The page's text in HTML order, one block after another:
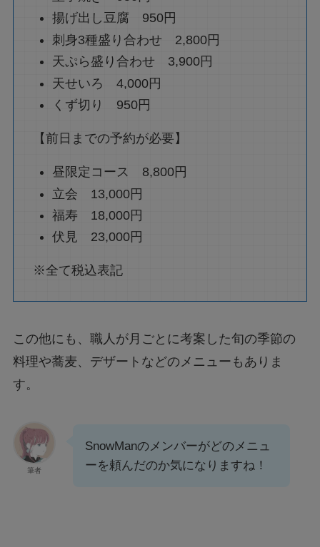
揚げ出し豆腐 950円
刺身3種盛り合わせ 2,800円
天ぷら盛り合わせ 3,900円
天せいろ 4,000円
くず切り 950円
【前日までの予約が必要】
昼限定コース 8,800円
立会 13,000円
福寿 18,000円
伏見 23,000円
※全て税込表記
この他にも、職人が月ごとに考案した旬の季節の
料理や蕎麦、デザートなどのメニューもありま
す。
筆者
SnowManのメンバーがどのメニュ
ーを頼んだのか気になりますね！